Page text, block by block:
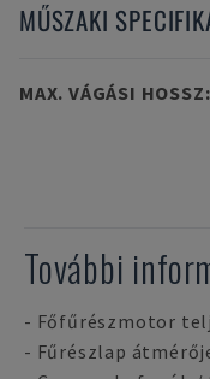
MŰSZAKI
MAX. VÁGÁSI HOSSZ:
További
- Főfűrészmotor
- Fűrészlap